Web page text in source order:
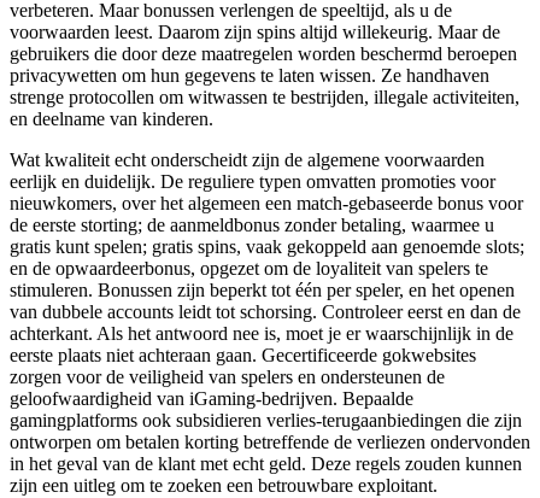
verbeteren. Maar bonussen verlengen de speeltijd, als u de
voorwaarden leest. Daarom zijn spins altijd willekeurig. Maar de
gebruikers die door deze maatregelen worden beschermd beroepen
privacywetten om hun gegevens te laten wissen. Ze handhaven
strenge protocollen om witwassen te bestrijden, illegale activiteiten,
en deelname van kinderen.
Wat kwaliteit echt onderscheidt zijn de algemene voorwaarden
eerlijk en duidelijk. De reguliere typen omvatten promoties voor
nieuwkomers, over het algemeen een match-gebaseerde bonus voor
de eerste storting; de aanmeldbonus zonder betaling, waarmee u
gratis kunt spelen; gratis spins, vaak gekoppeld aan genoemde slots;
en de opwaardeerbonus, opgezet om de loyaliteit van spelers te
stimuleren. Bonussen zijn beperkt tot één per speler, en het openen
van dubbele accounts leidt tot schorsing. Controleer eerst en dan de
achterkant. Als het antwoord nee is, moet je er waarschijnlijk in de
eerste plaats niet achteraan gaan. Gecertificeerde gokwebsites
zorgen voor de veiligheid van spelers en ondersteunen de
geloofwaardigheid van iGaming-bedrijven. Bepaalde
gamingplatforms ook subsidieren verlies-terugaanbiedingen die zijn
ontworpen om betalen korting betreffende de verliezen ondervonden
in het geval van de klant met echt geld. Deze regels zouden kunnen
zijn een uitleg om te zoeken een betrouwbare exploitant.